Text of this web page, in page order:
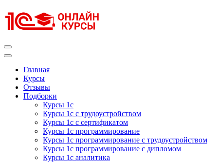
к
содержимому
Главная
Курсы
Отзывы
Подборки
Курсы 1с
Курсы 1с с трудоустройством
Курсы 1с с сертификатом
Курсы 1с программирование
Курсы 1с программирование с трудоустройством
Курсы 1с программирование с дипломом
Курсы 1с аналитика